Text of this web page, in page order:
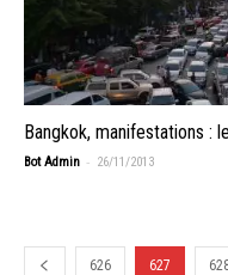
Bangkok, manifestations :
Bot Admin - 26/11/2013
626 627